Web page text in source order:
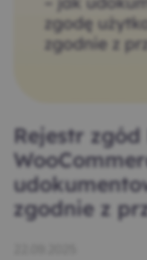
Rejestr zgód
zgodnie z